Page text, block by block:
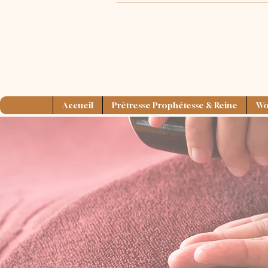
Accueil Prêtresse Prophétesse & Reine